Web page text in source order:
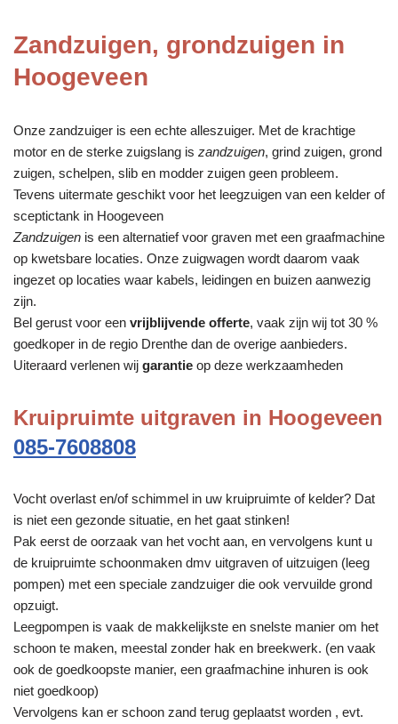
Zandzuigen, grondzuigen in
Hoogeveen
Onze zandzuiger is een echte alleszuiger. Met de krachtige
motor en de sterke zuigslang is zandzuigen, grind zuigen, grond
zuigen, schelpen, slib en modder zuigen geen probleem.
Tevens uitermate geschikt voor het leegzuigen van een kelder of
sceptictank in Hoogeveen
Zandzuigen is een alternatief voor graven met een graafmachine
op kwetsbare locaties. Onze zuigwagen wordt daarom vaak
ingezet op locaties waar kabels, leidingen en buizen aanwezig
zijn.
Bel gerust voor een vrijblijvende offerte, vaak zijn wij tot 30 %
goedkoper in de regio Drenthe dan de overige aanbieders.
Uiteraard verlenen wij garantie op deze werkzaamheden
Kruipruimte uitgraven in Hoogeveen
085-7608808
Vocht overlast en/of schimmel in uw kruipruimte of kelder? Dat
is niet een gezonde situatie, en het gaat stinken!
Pak eerst de oorzaak van het vocht aan, en vervolgens kunt u
de kruipruimte schoonmaken dmv uitgraven of uitzuigen (leeg
pompen) met een speciale zandzuiger die ook vervuilde grond
opzuigt.
Leegpompen is vaak de makkelijkste en snelste manier om het
schoon te maken, meestal zonder hak en breekwerk. (en vaak
ook de goedkoopste manier, een graafmachine inhuren is ook
niet goedkoop)
Vervolgens kan er schoon zand terug geplaatst worden , evt.